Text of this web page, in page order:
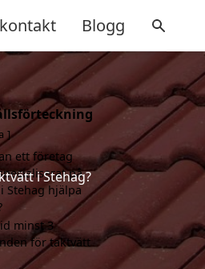
Blogg
i Stehag?
ett företag
på
Stehag hjälpa
minst 3
för taktvätt